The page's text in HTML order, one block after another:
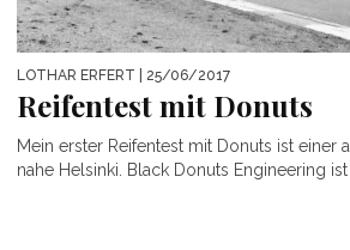
LOTHAR ERFERT | 25/06/2017
Reifentest mit Donuts
Mein erster Reifentest mit Donuts ist einer
nahe Helsinki. Black Donuts Engineering ist